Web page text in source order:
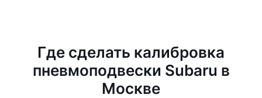
Где сделать калибровка
пневмоподвески Subaru в
Москве